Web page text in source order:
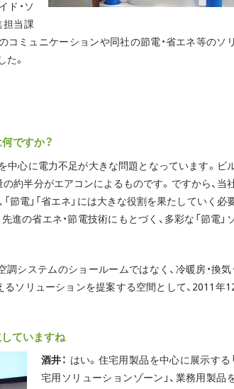
ド・ソ
担当課
コミュニケーションや同社の節電・省エネ等のソ
。
ですか？
中心に電力不足が大きな問題となっています。ビ
約半分がエアコンによるものです。ですから、当
節電」「省エネ」には大きな役割を果たしていく必
進の省エネ・節電技術にもとづく、多彩な「節電」
システムのショールームではなく、冷暖房・換気
ソリューションを提案する空間として、2011年
ていますね
酒井： はい。住宅用製品を中心に展示する
宅用ソリューションゾーン」、業務用製品